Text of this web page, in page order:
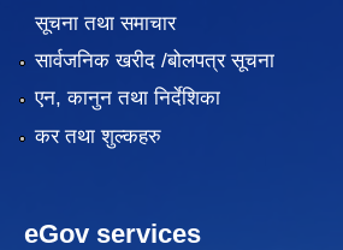
सूचना तथा समाचार
सार्वजनिक खरीद /बोलपत्र सूचना
एन, कानुन तथा निर्देशिका
कर तथा शुल्कहरु
eGov services